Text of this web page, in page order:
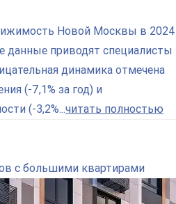
Новой Москвы в 2024
данные приводят специалисты
динамика отмечена
(-7,1% за год) и
(-3,2%...читать полностью
с большими квартирами